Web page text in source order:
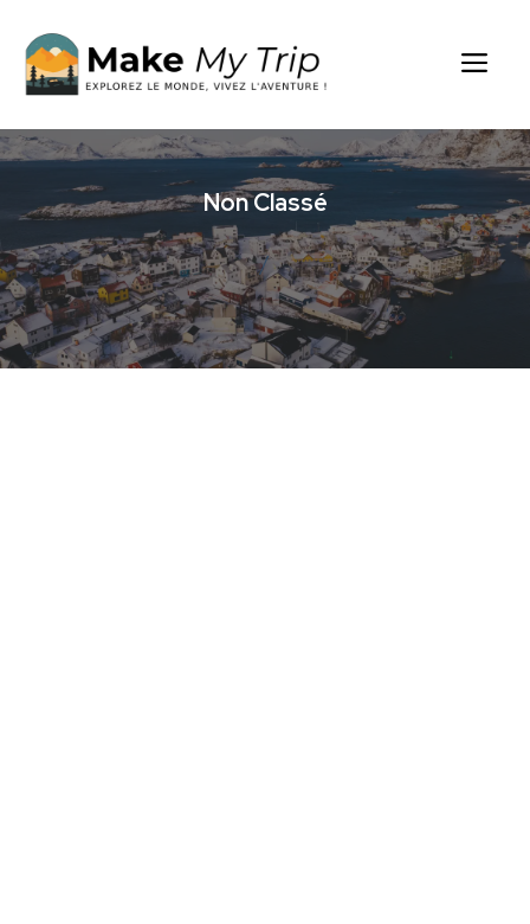
contenu
Non Classé
/